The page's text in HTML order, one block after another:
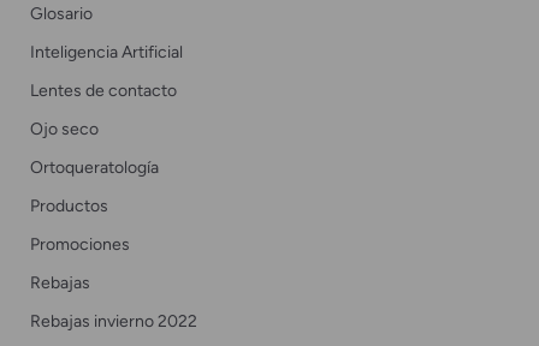
Glosario
Inteligencia Artificial
Lentes de contacto
Ojo seco
Ortoqueratología
Productos
Promociones
Rebajas
Rebajas invierno 2022